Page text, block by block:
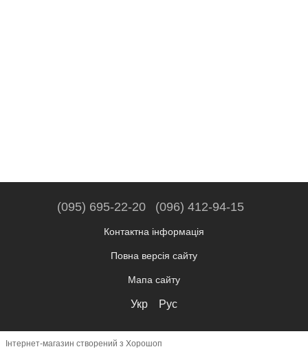
(095) 695-22-20 (096) 412-94-15
Контактна інформація
Повна версія сайту
Мапа сайту
Укр Рус
Інтернет-магазин створений з Хорошоп